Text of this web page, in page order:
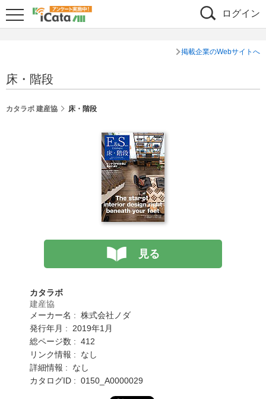
ログイン
掲載企業のWebサイトへ
床・階段
カタラボ 建産協 床・階段
見る
カタラボ
建産協
メーカー名 : 株式会社ノダ
発行年月 : 2019年1月
総ページ数 : 412
リンク情報 : なし
詳細情報 : なし
カタログID : 0150_A0000029